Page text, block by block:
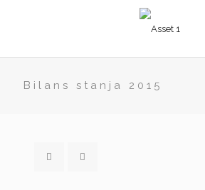
Bilans stanja 2015